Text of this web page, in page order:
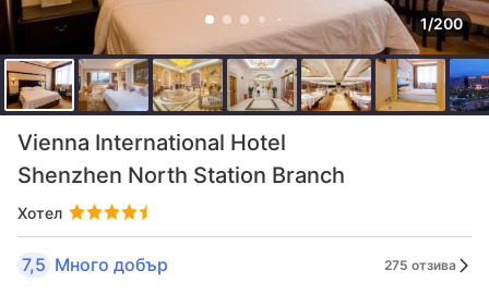
1/200
Vienna International Hotel
Shenzhen North Station Branch
Хотел
7,5 Много добър 275 отзива